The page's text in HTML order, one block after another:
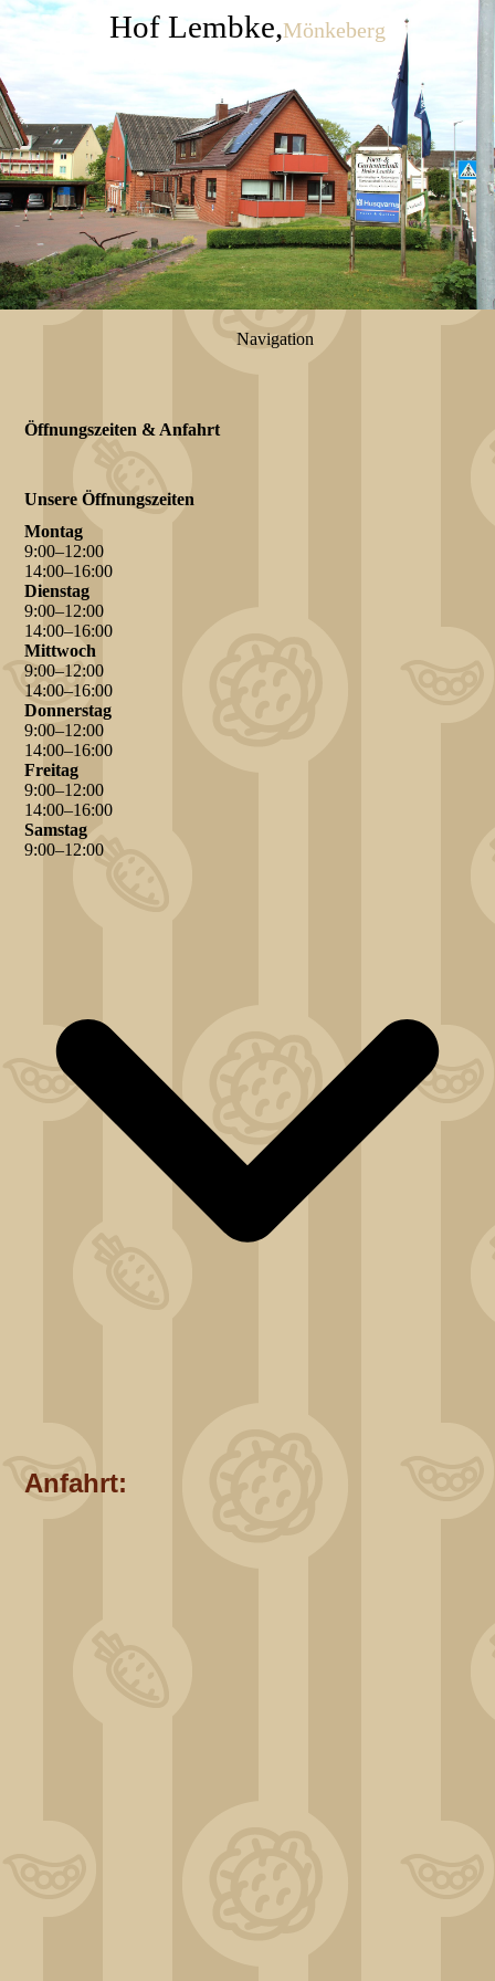
Hof Lembke,Mönkeberg
Navigation
Öffnungszeiten & Anfahrt
Unsere Öffnungszeiten
Montag
9:00–12:00
14:00–16:00
Dienstag
9:00–12:00
14:00–16:00
Mittwoch
9:00–12:00
14:00–16:00
Donnerstag
9:00–12:00
14:00–16:00
Freitag
9:00–12:00
14:00–16:00
Samstag
9:00–12:00
Anfahrt: